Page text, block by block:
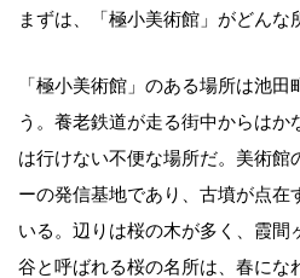
まずは、「極小美術館」がどんな
「極小美術館」のある場所は池
う。養老鉄道が走る街中からはか
は行けない不便な場所だ。美術館
ーの発信基地であり、古墳が点在
いる。辺りは桜の木が多く、霞間
谷と呼ばれる桜の名所は、春にな